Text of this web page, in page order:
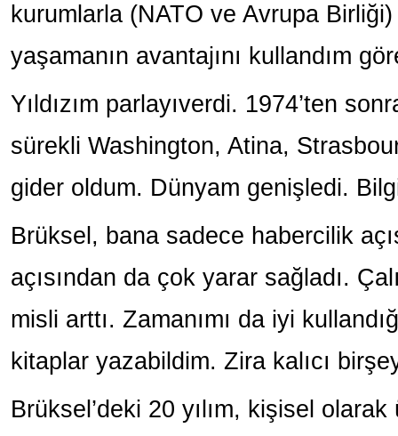
kurumlarla (NATO ve Avrupa Birliği)
yaşamanın avantajını kullandım
Yıldızım parlayıverdi. 1974’ten
sürekli Washington, Atina,
gider oldum. Dünyam genişledi.
Brüksel, bana sadece habercilik
açısından da çok yarar sağladı.
misli arttı. Zamanımı da iyi
kitaplar yazabildim. Zira kalıcı
Brüksel’deki 20 yılım, kişisel